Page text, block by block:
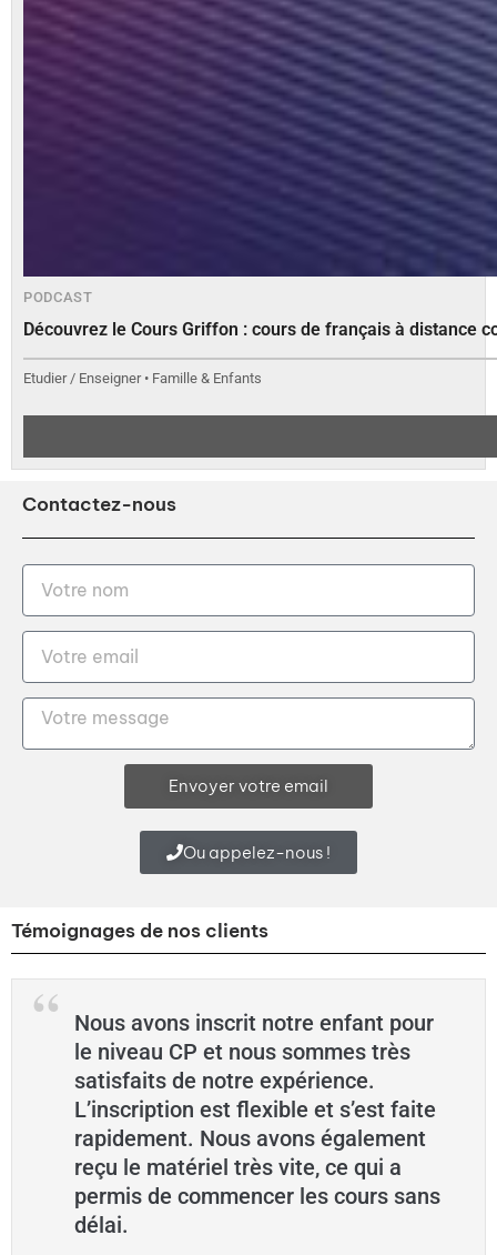
PODCAST
Découvrez le Cours Griffon : cours de français à distance
Etudier / Enseigner • Famille & Enfants
Contactez-nous
Envoyer votre email
Ou appelez-nous !
Témoignages de nos clients
Nous avons inscrit notre enfant pour
le niveau CP et nous sommes très
satisfaits de notre expérience.
L’inscription est flexible et s’est faite
rapidement. Nous avons également
reçu le matériel très vite, ce qui a
permis de commencer les cours sans
délai.